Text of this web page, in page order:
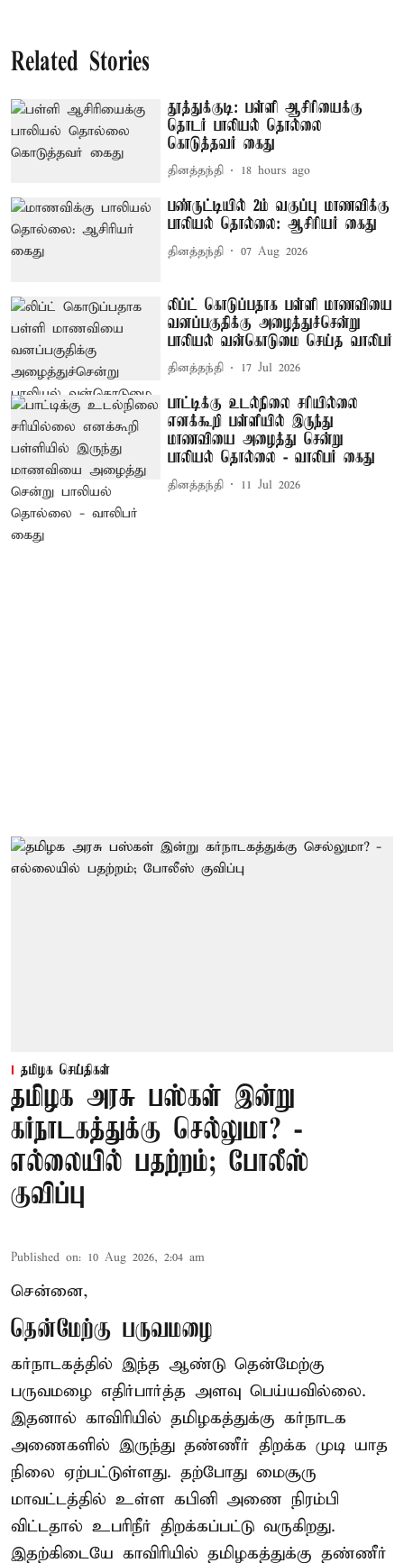
Related Stories
தூத்துக்குடி: பள்ளி ஆசிரியைக்கு
தொடர் பாலியல் தொல்லை
கொடுத்தவர் கைது
தினத்தந்தி 18 hours ago
பண்ருட்டியில் 2ம் வகுப்பு மாணவிக்கு
பாலியல் தொல்லை: ஆசிரியர் கைது
தினத்தந்தி 07 Aug 2026
லிப்ட் கொடுப்பதாக பள்ளி மாணவியை
வனப்பகுதிக்கு அழைத்துச்சென்று
பாலியல் வன்கொடுமை செய்த வாலிபர்
தினத்தந்தி 17 Jul 2026
பாட்டிக்கு உடல்நிலை சரியில்லை
எனக்கூறி பள்ளியில் இருந்து
மாணவியை அழைத்து சென்று
பாலியல் தொல்லை - வாலிபர் கைது
தினத்தந்தி 11 Jul 2026
தமிழக செய்திகள்
தமிழக அரசு பஸ்கள் இன்று
கர்நாடகத்துக்கு செல்லுமா? -
எல்லையில் பதற்றம்; போலீஸ்
குவிப்பு
Published on: 10 Aug 2026, 2:04 am
சென்னை,
தென்மேற்கு பருவமழை
கர்நாடகத்தில் இந்த ஆண்டு தென்மேற்கு
பருவமழை எதிர்பார்த்த அளவு பெய்யவில்லை.
இதனால் காவிரியில் தமிழகத்துக்கு கர்நாடக
அணைகளில் இருந்து தண்ணீர் திறக்க முடி யாத
நிலை ஏற்பட்டுள்ளது. தற்போது மைசூரு
மாவட்டத்தில் உள்ள கபினி அணை நிரம்பி
விட்டதால் உபரிநீர் திறக்கப்பட்டு வருகிறது.
இதற்கிடையே காவிரியில் தமிழகத்துக்கு தண்ணீர்